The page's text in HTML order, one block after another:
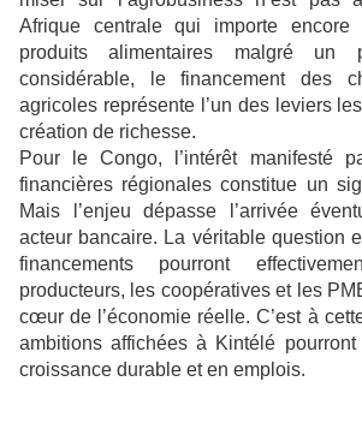
Afrique centrale qui importe encore
produits alimentaires malgré un
considérable, le financement des
agricoles représente l’un des leviers
création de richesse.
Pour le Congo, l’intérêt manifesté
financières régionales constitue un
Mais l’enjeu dépasse l’arrivée
acteur bancaire. La véritable question
financements pourront
producteurs, les coopératives et les
cœur de l’économie réelle. C’est à
ambitions affichées à Kintélé
croissance durable et en emplois.